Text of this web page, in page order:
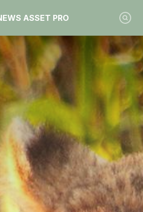
ASSET PRO
tag "Finance durable"